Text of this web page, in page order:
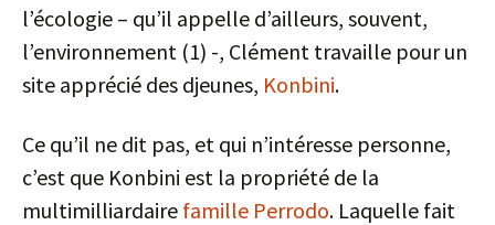
l’écologie – qu’il appelle d’ailleurs, souvent,
l’environnement (1) -, Clément travaille pour un
site apprécié des djeunes, Konbini.
Ce qu’il ne dit pas, et qui n’intéresse personne,
c’est que Konbini est la propriété de la
multimilliardaire famille Perrodo. Laquelle fait